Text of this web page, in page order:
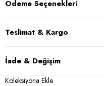
Ödeme Seçenekleri
Teslimat & Kargo
İade & Değişim
Koleksiyona Ekle